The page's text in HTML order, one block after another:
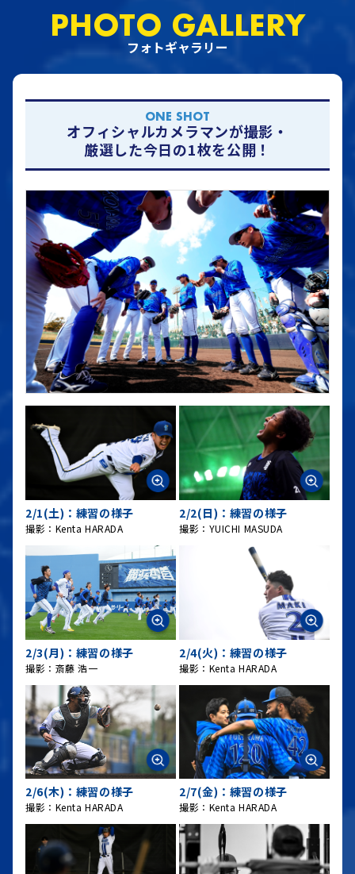
PHOTO GALLERY
フォトギャラリー
ONE SHOT
オフィシャルカメラマンが撮影・
厳選した今日の1枚を公開！
2/1(土)：練習の様子
撮影：Kenta HARADA
2/2(日)：練習の様子
撮影：YUICHI MASUDA
2/3(月)：練習の様子
撮影：斎藤 浩一
2/4(火)：練習の様子
撮影：Kenta HARADA
2/6(木)：練習の様子
撮影：Kenta HARADA
2/7(金)：練習の様子
撮影：Kenta HARADA